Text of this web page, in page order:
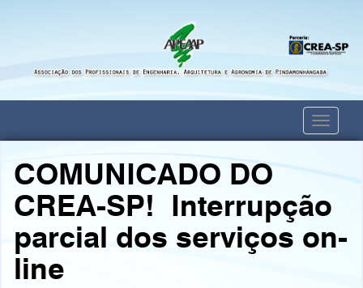
Toggle
COMUNICADO DO
CREA-SP! Interrupção
parcial dos serviços on-
line